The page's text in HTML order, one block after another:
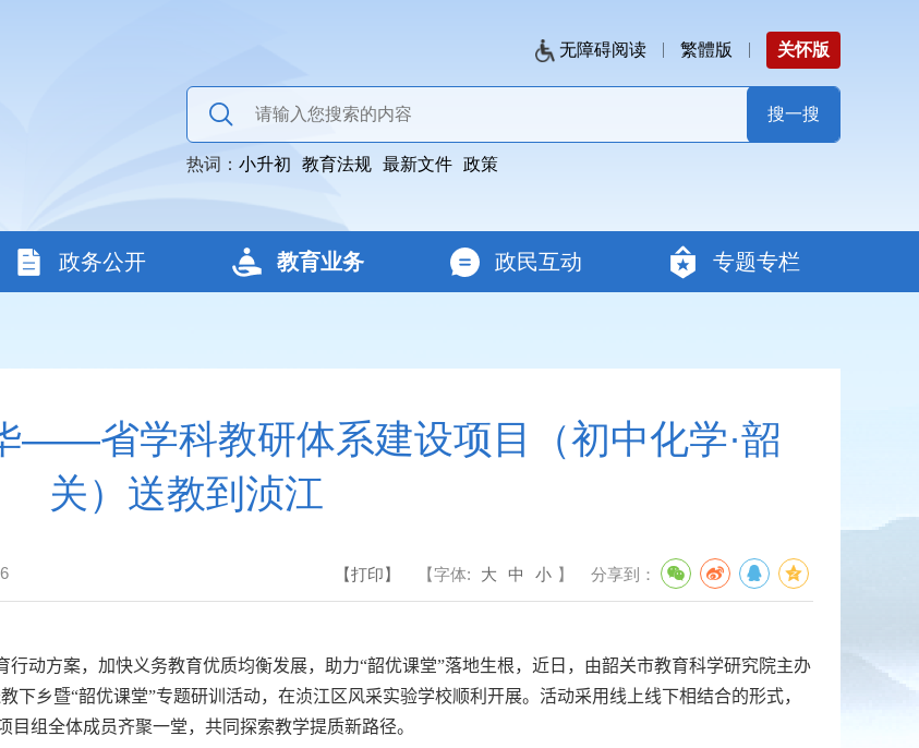
无障碍阅读 繁體版 关怀版
热词： 小升初 教育法规 最新文件 政策
政务公开 教育业务 政民互动 专题专栏
——省学科教研体系建设项目（初中化学·韶
关）送教到浈江
【打印】 【字体: 大 中 小 】 分享到：
行动方案，加快义务教育优质均衡发展，助力“韶优课堂”落地生根，近 日，由韶关市教育科学研究院主办
下乡暨“韶优课堂”专题研训活动，在浈江区风采实验学校顺利开展。活动采用线上线下相结合的形式，
组全体成员齐聚一堂，共同探索教学提质新路径。